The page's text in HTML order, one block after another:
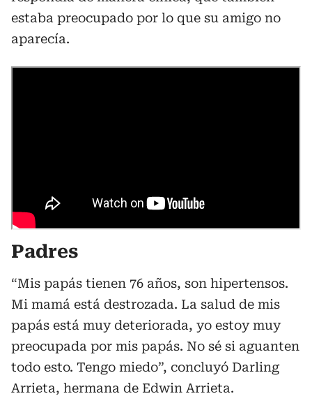
estaba preocupado por lo que su amigo no
aparecía.
Padres
“Mis papás tienen 76 años, son hipertensos.
Mi mamá está destrozada. La salud de mis
papás está muy deteriorada, yo estoy muy
preocupada por mis papás. No sé si aguanten
todo esto. Tengo miedo”, concluyó Darling
Arrieta, hermana de Edwin Arrieta.